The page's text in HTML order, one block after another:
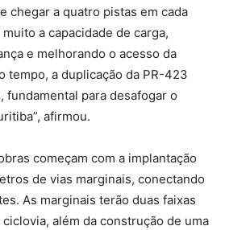
chegar a quatro pistas em cada
a capacidade de carga,
e melhorando o acesso da
tempo, a duplicação da PR-423
fundamental para desafogar o
afirmou.
começam com a implantação
de vias marginais, conectando
As marginais terão duas faixas
além da construção de uma